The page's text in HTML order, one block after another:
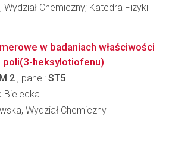
Chemiczny; Katedra Fizyki
w badaniach właściwości
heksylotiofenu)
2 , panel: ST5
Bielecka
Wydział Chemiczny